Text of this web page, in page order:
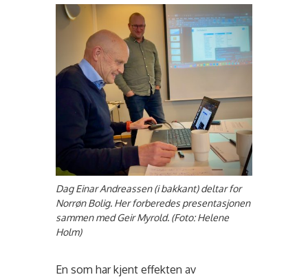
Dag Einar Andreassen (i bakkant) deltar for
Norrøn Bolig. Her forberedes presentasjonen
sammen med Geir Myrold. (Foto: Helene
Holm)
En som har kjent effekten av